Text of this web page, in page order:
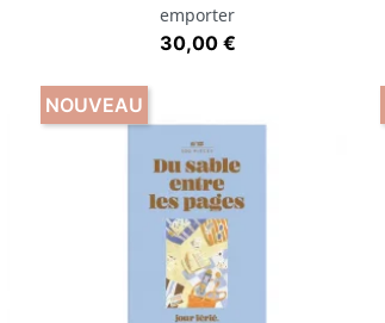
emporter
Prix
30,00 €
NOUVEAU